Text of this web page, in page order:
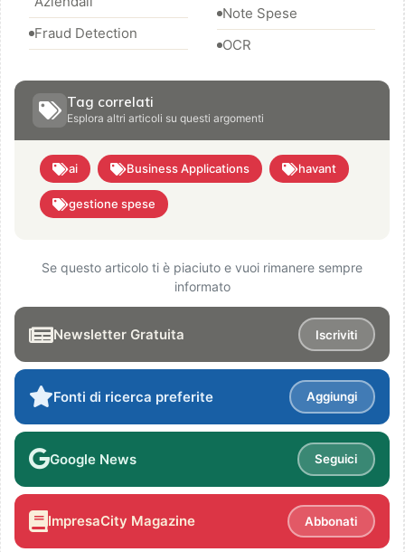
Fraud Detection
Note Spese
OCR
Tag correlati
Esplora altri articoli su questi argomenti
ai Business Applications havant
gestione spese
Se questo articolo ti è piaciuto e vuoi rimanere sempre
informato
Newsletter Gratuita Iscriviti
Fonti di ricerca preferite Aggiungi
Google News Seguici
ImpresaCity Magazine Abbonati